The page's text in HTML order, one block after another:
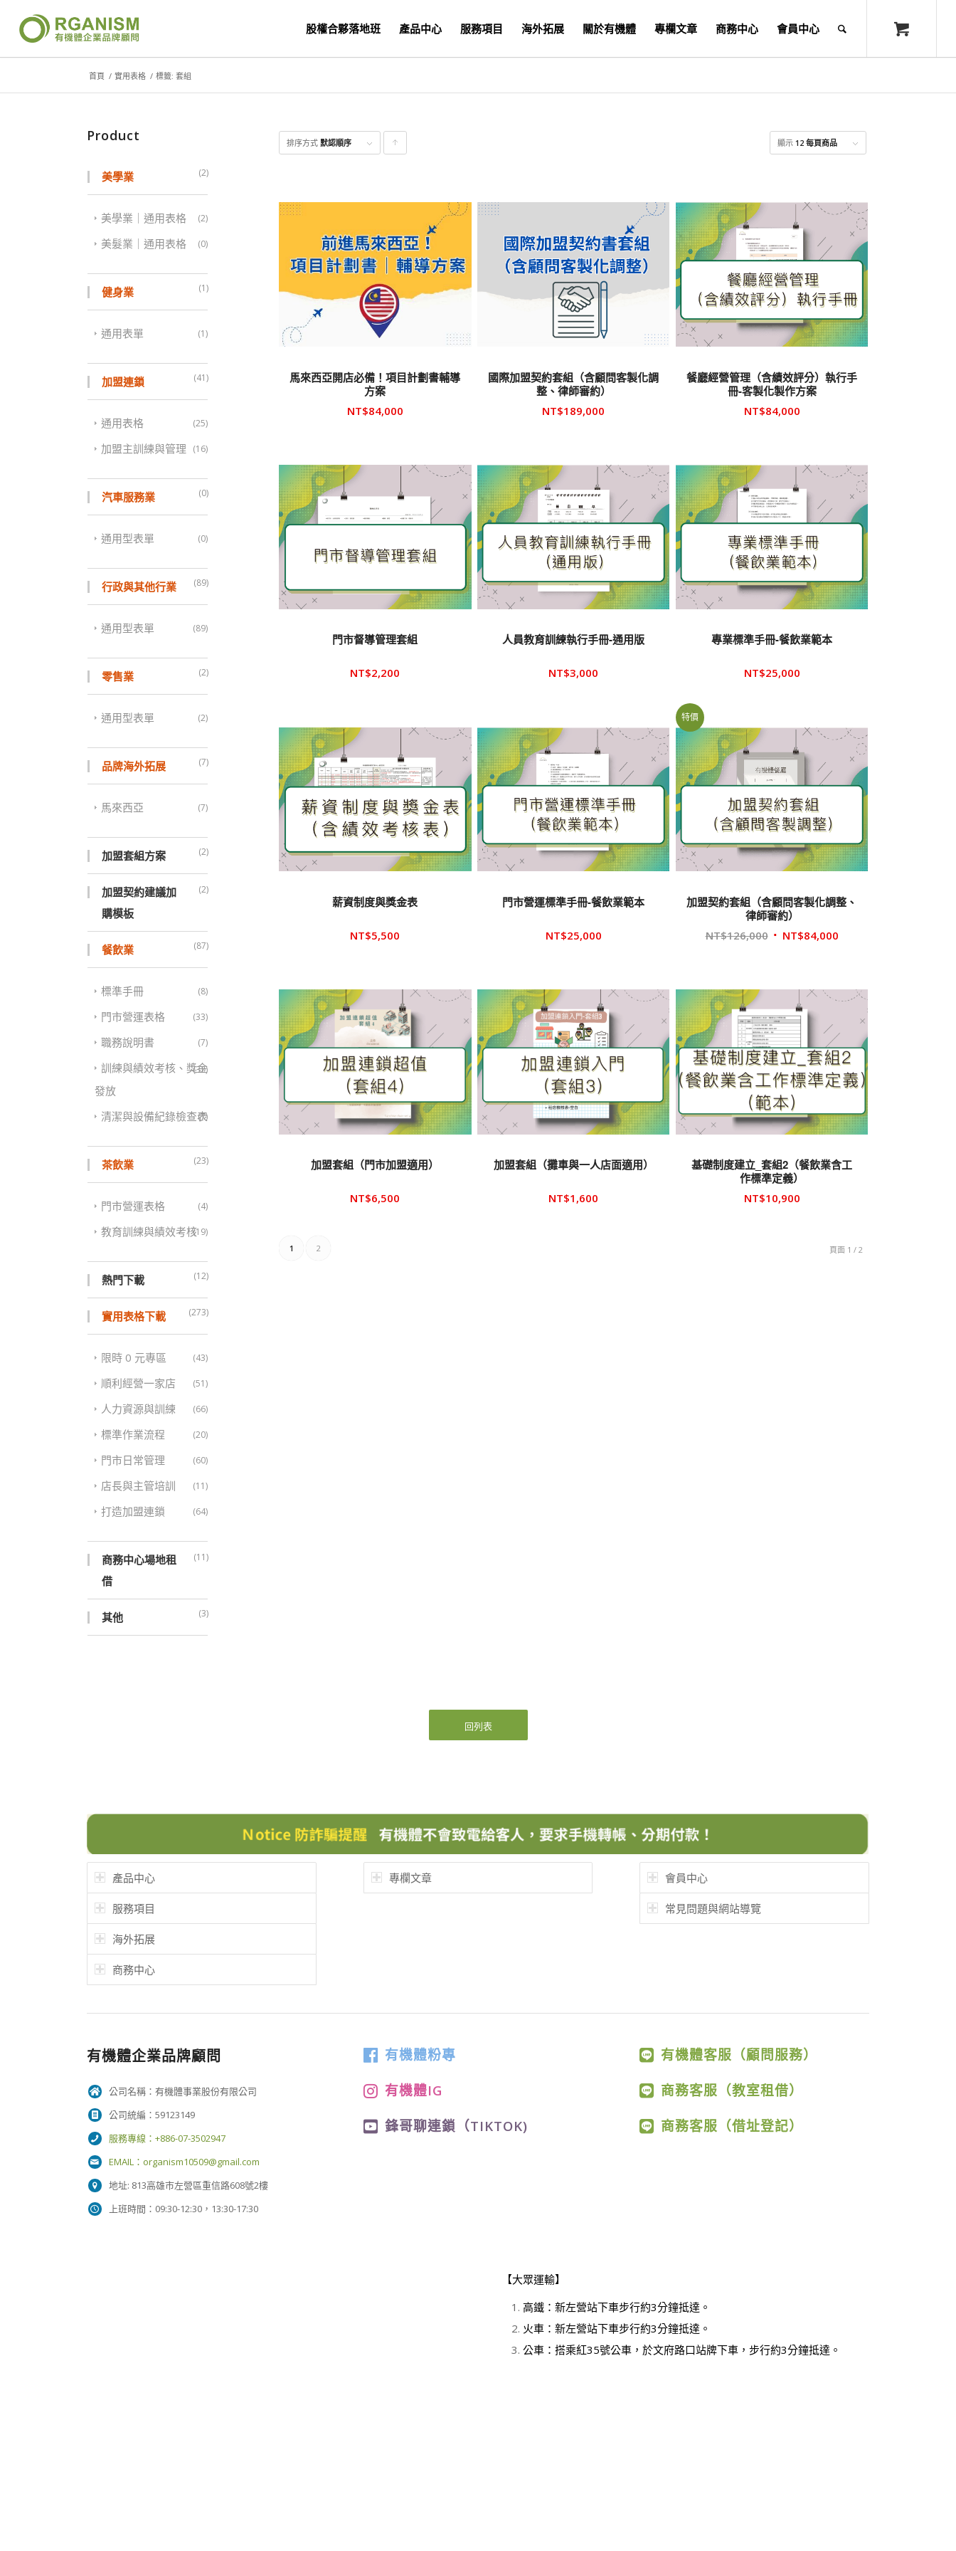
股權合夥落地班 產品中心 服務項目 海外拓展 關於有機體 專欄文章 商務中心 會員中心
首頁 / 實用表格 / 標籤: 套組
排序方式 默認順序 顯示 12 每頁商品
馬來西亞開店必備！項目計劃書輔導
方案
NT$84,000
國際加盟契約套組（含顧問客製化調
整、律師審約）
NT$189,000
餐廳經營管理（含績效評分）執行手
冊-客製化製作方案
NT$84,000
門市督導管理套組
NT$2,200
人員教育訓練執行手冊-通用版
NT$3,000
專業標準手冊-餐飲業範本
NT$25,000
薪資制度與獎金表
NT$5,500
門市營運標準手冊-餐飲業範本
NT$25,000
加盟契約套組（含顧問客製化調整、
律師審約）
NT$126,000 原
格：
NT$126,000。
NT$84,000目
格：
NT$84,000。
特價
加盟套組（門市加盟適用）
NT$6,500
加盟套組（攤車與一人店面適用）
NT$1,600
基礎制度建立_套組2（餐飲業含工
作標準定義）
NT$10,900
頁面 1 / 2
1 2
Product
美學業 (2)
美學業｜通用表格 (2)
美髮業｜通用表格 (0)
健身業 (1)
通用表單 (1)
加盟連鎖 (41)
通用表格 (25)
加盟主訓練與管理 (16)
汽車服務業 (0)
通用型表單 (0)
行政與其他行業 (89)
通用型表單 (89)
零售業 (2)
通用型表單 (2)
品牌海外拓展 (7)
馬來西亞 (7)
加盟套組方案 (2)
加盟契約建議加
購模板
(2)
餐飲業 (87)
標準手冊 (8)
門市營運表格 (33)
職務說明書 (7)
訓練與績效考核、獎金
發放
(32)
清潔與設備紀錄檢查表
(7)
茶飲業 (23)
門市營運表格 (4)
教育訓練與績效考核(19)
熱門下載 (12)
實用表格下載 (273)
限時 0 元專區 (43)
順利經營一家店 (51)
人力資源與訓練 (66)
標準作業流程 (20)
門市日常管理 (60)
店長與主管培訓 (11)
打造加盟連鎖 (64)
商務中心場地租
借
(11)
其他 (3)
回列表
產品中心
服務項目
海外拓展
商務中心
專欄文章 會員中心
常見問題與網站導覽
有機體企業品牌顧問
公司名稱：有機體事業股份有限公司
公司統編：59123149
服務專線：+886-07-3502947
EMAIL： organism10509@gmail.com
地址: 813高雄市左營區重信路608號2樓
上班時間：09:30-12:30，13:30-17:30
有機體粉專
有機體IG
鋒哥聊連鎖（TIKTOK)
有機體客服（顧問服務）
商務客服（教室租借）
商務客服（借址登記）
【大眾運輸】
高鐵：新左營站下車步行約3分鐘抵達。
火車：新左營站下車步行約3分鐘抵達。
公車：搭乘紅35號公車，於文府路口站牌下車，步行約3分鐘抵達。